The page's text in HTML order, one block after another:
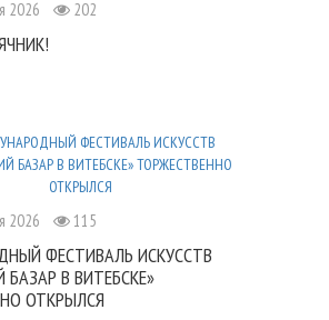
2026 202
2026 115
ФЕСТИВАЛЬ ИСКУССТВ
БАЗАР В ВИТЕБСКЕ»
ОТКРЫЛСЯ